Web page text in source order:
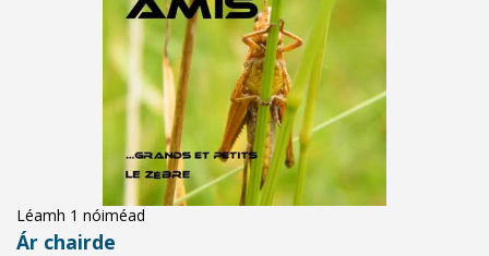
Léamh 1 nóiméad
Ár chairde